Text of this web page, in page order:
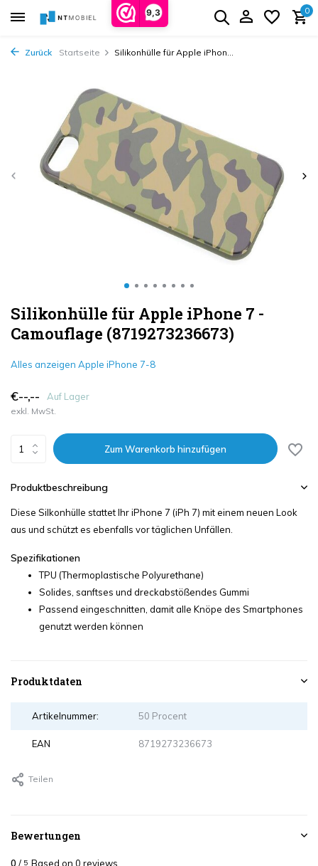
9,3 0
Zurück Startseite Silikonhülle für Apple iPhon...
Silikonhülle für Apple iPhone 7 -
Camouflage (8719273236673)
Alles anzeigen Apple iPhone 7-8
€--,-- Auf Lager
exkl. MwSt.
Zum Warenkorb hinzufügen
Produktbeschreibung
Diese Silkonhülle stattet Ihr iPhone 7 (iPh 7) mit einem neuen Look
aus und schützt es ebenfalls vor täglichen Unfällen.
Spezifikationen
TPU (Thermoplastische Polyurethane)
Solides, sanftses und dreckabstößendes Gummi
Passend eingeschnitten, damit alle Knöpe des Smartphones
genutzt werden können
Produktdaten
Artikelnummer: 50 Procent
EAN 8719273236673
Teilen
Bewertungen
0 / 5 Based on 0 reviews